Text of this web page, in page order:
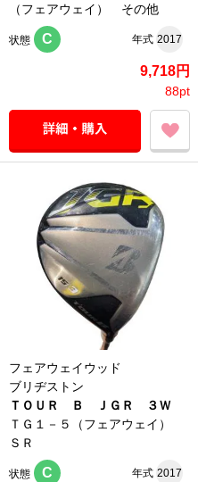
（フェアウェイ） その他
状態 C 年式 2017
9,718円
88pt
フェアウェイウッド
ブリヂストン
ＴＯＵＲ Ｂ ＪＧＲ ３Ｗ
ＴＧ１－５（フェアウェイ）
ＳＲ
状態 C 年式 2017